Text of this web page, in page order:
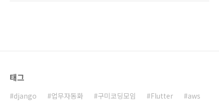
태그
django 업무자동화 구미코딩모임 Flutter
aws